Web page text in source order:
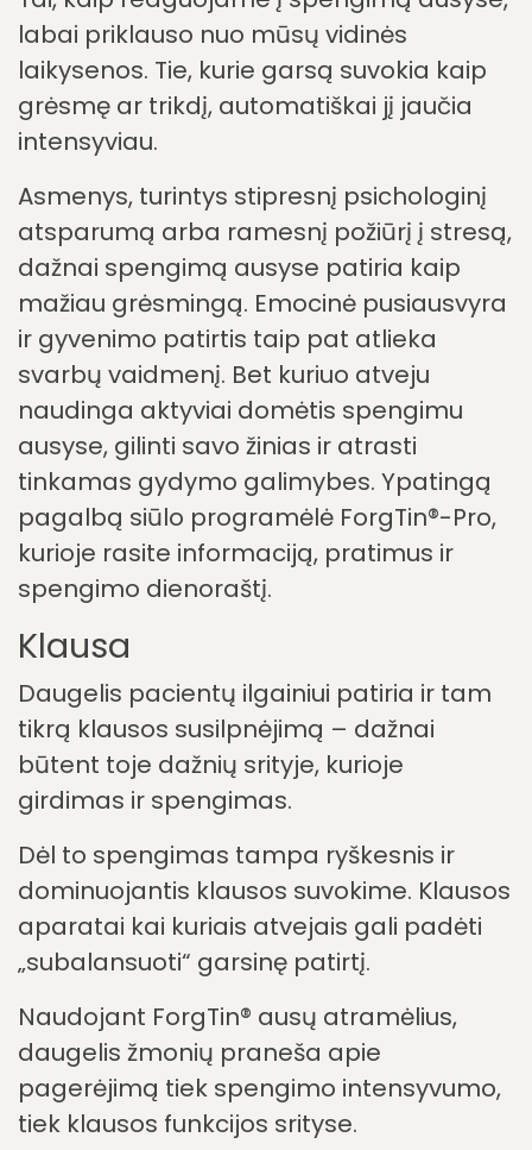
patiria spengimą
ausyse?
Subjektyvi spengimo ausyse patirtis labai
skiriasi. Du žmonės, turintys panašų
garso profilį, gali patirti spengimo naštą
visiškai skirtingai.
Psichinės būsenos įtaka
Tai, kaip reaguojame į spengimą ausyse,
labai priklauso nuo mūsų vidinės
laikysenos. Tie, kurie garsą suvokia kaip
grėsmę ar trikdį, automatiškai jį jaučia
intensyviau.
Asmenys, turintys stipresnį psichologinį
atsparumą arba ramesnį požiūrį į stresą,
dažnai spengimą ausyse patiria kaip
mažiau grėsmingą. Emocinė pusiausvyra
svarbų vaidmenį. Bet kuriuo atveju
naudinga aktyviai domėtis spengimu
ausyse, gilinti savo žinias ir atrasti
tinkamas gydymo galimybes. Ypatingą
pagalbą siūlo programėlė ForgTin®-Pro,
kurioje rasite informaciją, pratimus ir
spengimo dienoraštį.
Klausa
Daugelis pacientų ilgainiui patiria ir tam
tikrą klausos susilpnėjimą – dažnai
būtent toje dažnių srityje, kurioje
girdimas ir spengimas.